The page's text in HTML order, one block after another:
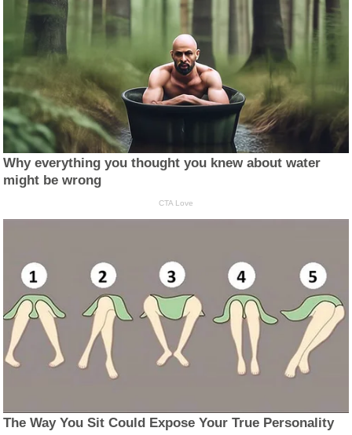
Why everything you thought you knew about water
might be wrong
CTA Love
The Way You Sit Could Expose Your True Personality